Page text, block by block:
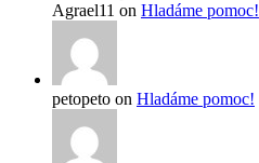
Agrael11 on Hladáme pomoc!
petopeto on Hladáme pomoc!